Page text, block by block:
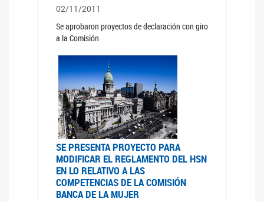
02/11/2011
Se aprobaron proyectos de declaración con giro
a la Comisión
SE PRESENTA PROYECTO PARA
MODIFICAR EL REGLAMENTO DEL HSN
EN LO RELATIVO A LAS
COMPETENCIAS DE LA COMISIÓN
BANCA DE LA MUJER